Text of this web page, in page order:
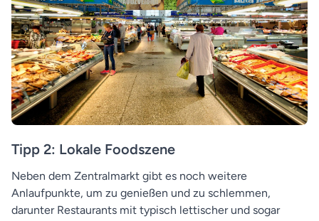
Tipp 2: Lokale Foodszene
Neben dem Zentralmarkt gibt es noch weitere
Anlaufpunkte, um zu genießen und zu schlemmen,
darunter Restaurants mit typisch lettischer und sogar